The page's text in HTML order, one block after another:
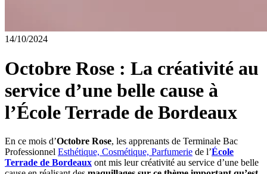
14/10/2024
Octobre Rose : La créativité au
service d’une belle cause à
l’École Terrade de Bordeaux
En ce mois d’Octobre Rose, les apprenants de Terminale Bac
Professionnel Esthétique, Cosmétique, Parfumerie de l’École
Terrade de Bordeaux ont mis leur créativité au service d’une belle